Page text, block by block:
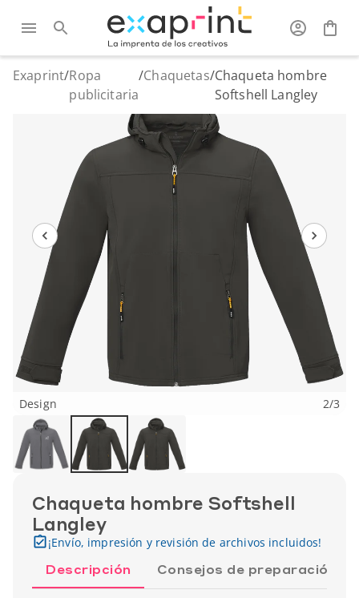
Exaprint/Ropa
publicitaria
/Chaquetas/Chaqueta hombre
Softshell Langley
Design 2/3
Chaqueta hombre Softshell
Langley
¡Envío, impresión y revisión de archivos incluidos!
Descripción Consejos de preparación